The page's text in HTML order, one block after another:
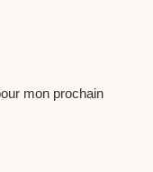
mon prochain